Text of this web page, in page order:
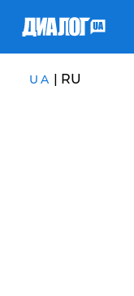
UA | RU